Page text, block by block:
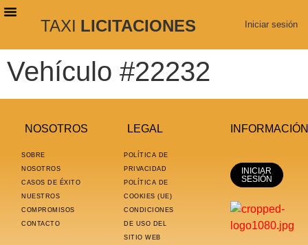
TAXI LICITACIONES Iniciar sesión
Vehículo #22232
NOSOTROS
SOBRE
NOSOTROS
CASOS DE ÉXITO
NUESTROS
COMPROMISOS
CONTACTO
LEGAL
POLÍTICA DE
PRIVACIDAD
POLÍTICA DE
COOKIES (UE)
CONDICIONES
DE USO DEL
SITIO WEB
INFORMACIÓN
INICIAR
SESIÓN